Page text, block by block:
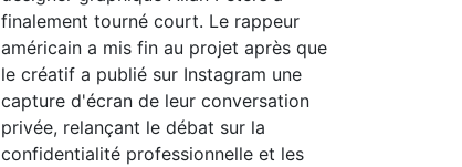
finalement tourné court. Le rappeur
américain a mis fin au projet après que
le créatif a publié sur Instagram une
capture d'écran de leur conversation
privée, relançant le débat sur la
confidentialité professionnelle et les